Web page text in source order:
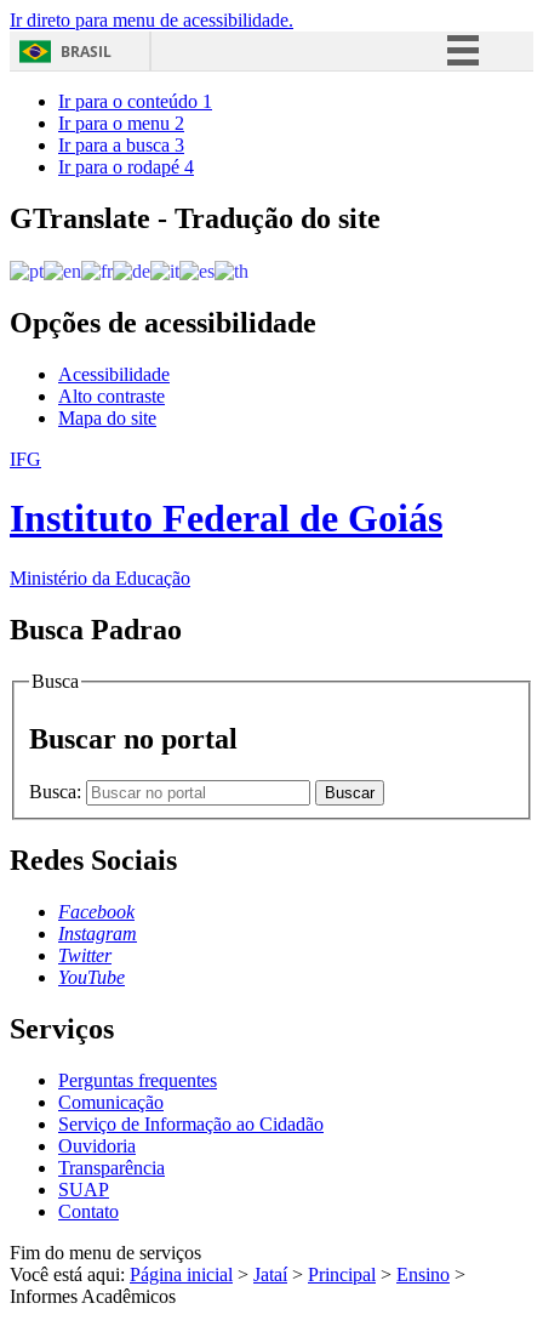
Ir direto para menu de acessibilidade.
BRASIL
Acesso à informação
Ir para o conteúdo 1
Ir para o menu 2
Ir para a busca 3
Ir para o rodapé 4
GTranslate - Tradução do site
Opções de acessibilidade
Acessibilidade
Alto contraste
Mapa do site
IFG
Instituto Federal de Goiás
Ministério da Educação
Busca Padrao
Busca
Buscar no portal
Busca: Buscar
Redes Sociais
Facebook
Instagram
Twitter
YouTube
Serviços
Perguntas frequentes
Comunicação
Serviço de Informação ao Cidadão
Ouvidoria
Transparência
SUAP
Contato
Fim do menu de serviços
Você está aqui: Página inicial > Jataí > Principal > Ensino >
Informes Acadêmicos